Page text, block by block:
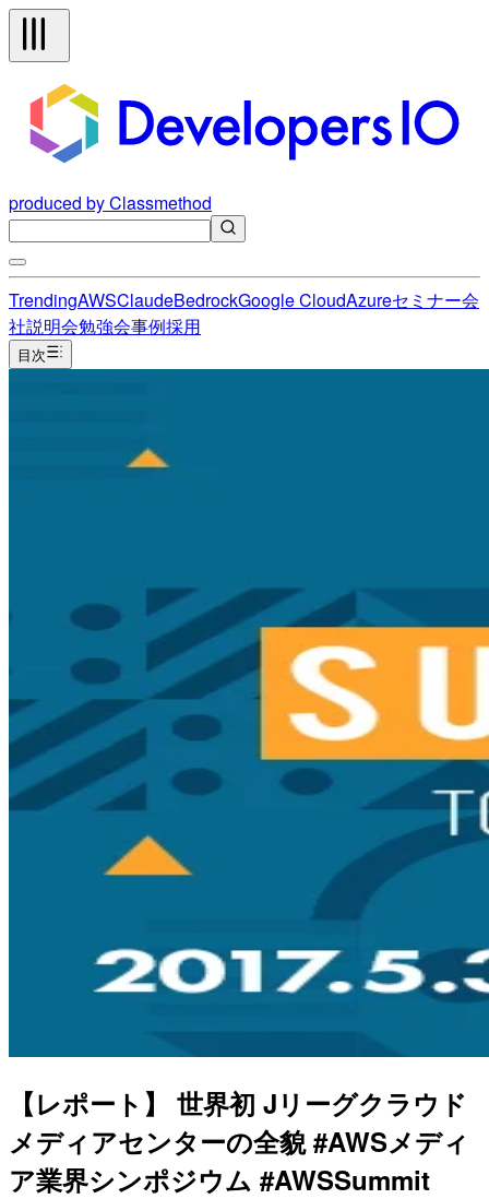
produced by Classmethod
TrendingAWSClaudeBedrockGoogle CloudAzureセミナー会
社説明会勉強会事例採用
目次
【レポート】 世界初 Jリーグクラウド
メディアセンターの全貌 #AWSメディ
ア業界シンポジウム #AWSSummit